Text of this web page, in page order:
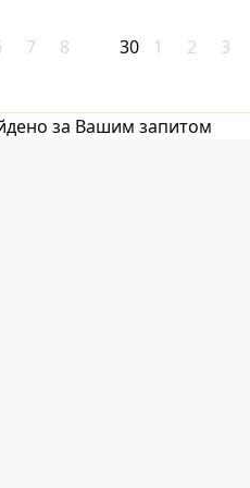
7 8 30 1 2 3
за Вашим запитом